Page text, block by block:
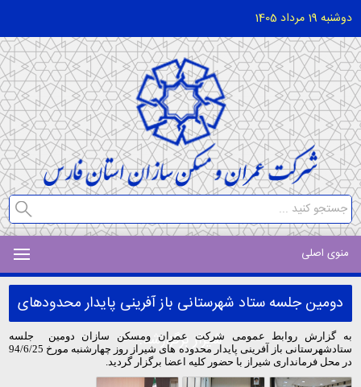
دوشنبه 19 مرداد 1405
منوی اصلی
دومین جلسه ستاد شهرستانی باز آفرینی پایدار محدودهای
شیراز برگزارشد.
به گزارش روابط عمومی شرکت عمران ومسکن سازان دومین جلسه
ستادشهرستانی باز آفرینی پایدار محدوده های شیراز روز چهارشنبه مورخ 94/6/25
در محل فرمانداری شیراز با حضور کلیه اعضا برگزار گردید.